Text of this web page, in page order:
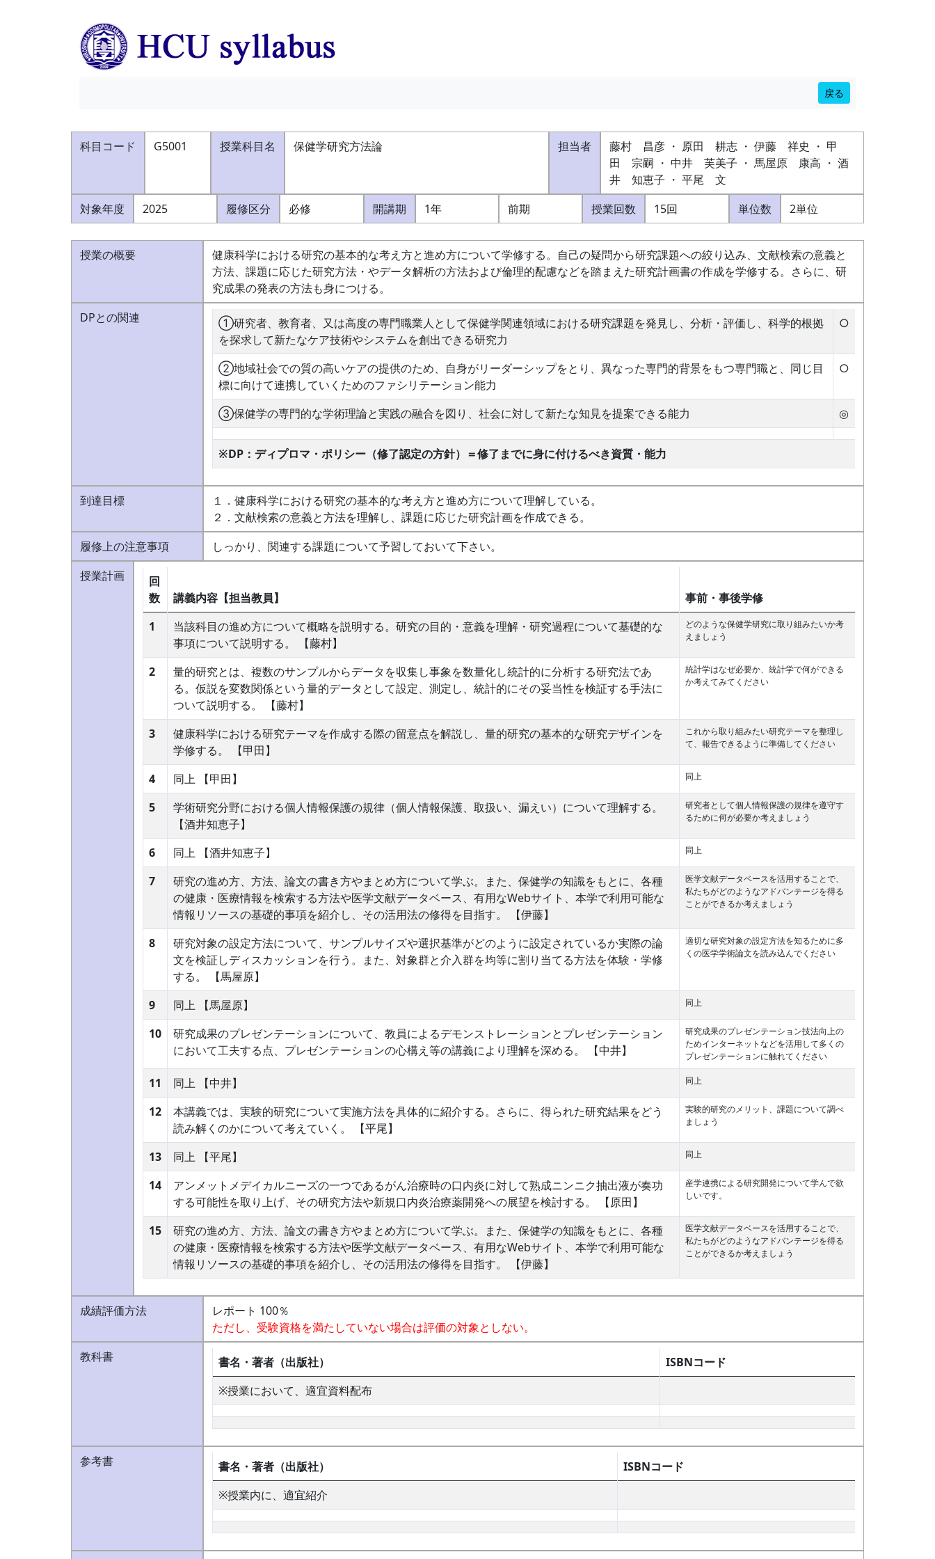
戻る
科目コード G5001 授業科目名 保健学研究方法論 担当者
藤村 昌彦 ・ 原田 耕志 ・ 伊藤 祥史 ・ 甲
田 宗嗣 ・ 中井 芙美子 ・ 馬屋原 康高 ・ 酒
井 知恵子 ・ 平尾 文
対象年度
2025 履修区分 必修 開講期 1年 前期 授業回数 15回 単位数 2単位
授業の概要
健康科学における研究の基本的な考え方と進め方について学修する。自己の疑問から研究課題への絞り込み、文献検索の意義と
方法、課題に応じた研究方法・やデータ解析の方法および倫理的配慮などを踏まえた研究計画書の作成を学修する。さらに、研
究成果の発表の方法も身につける。
DPとの関連
①研究者、教育者、又は高度の専門職業人として保健学関連領域における研究課題を発見し、分析・評価し、科学的根拠
を探求して新たなケア技術やシステムを創出できる研究力
○
②地域社会での質の高いケアの提供のため、自身がリーダーシップをとり、異なった専門的背景をもつ専門職と、同じ目
標に向けて連携していくためのファシリテーション能力
○
③保健学の専門的な学術理論と実践の融合を図り、社会に対して新たな知見を提案できる能力 ◎
※DP：ディプロマ・ポリシー（修了認定の方針）＝修了までに身に付けるべき資質・能力
到達目標
１．健康科学における研究の基本的な考え方と進め方について理解している。
２．文献検索の意義と方法を理解し、課題に応じた研究計画を作成できる。
履修上の注意事項
しっかり、関連する課題について予習しておいて下さい。
授業計画
回
数
講義内容【担当教員】
事前・事後学修
1
当該科目の進め方について概略を説明する。研究の目的・意義を理解・研究過程について基礎的な
事項について説明する。 【藤村】
どのような保健学研究に取り組みたいか考
えましょう
2
量的研究とは、複数のサンプルからデータを収集し事象を数量化し統計的に分析する研究法であ
る。仮説を変数関係という量的データとして設定、測定し、統計的にその妥当性を検証する手法に
ついて説明する。 【藤村】
統計学はなぜ必要か、統計学で何ができる
か考えてみてください
3
健康科学における研究テーマを作成する際の留意点を解説し、量的研究の基本的な研究デザインを
学修する。 【甲田】
これから取り組みたい研究テーマを整理し
て、報告できるように準備してください
4 同上 【甲田】 同上
5
学術研究分野における個人情報保護の規律（個人情報保護、取扱い、漏えい）について理解する。
【酒井知恵子】
研究者として個人情報保護の規律を遵守す
るために何が必要か考えましょう
6 同上 【酒井知恵子】 同上
7
研究の進め方、方法、論文の書き方やまとめ方について学ぶ。また、保健学の知識をもとに、各種
の健康・医療情報を検索する方法や医学文献データベース、有用なWebサイト、本学で利用可能な
情報リソースの基礎的事項を紹介し、その活用法の修得を目指す。 【伊藤】
医学文献データベースを活用することで、
私たちがどのようなアドバンテージを得る
ことができるか考えましょう
8
研究対象の設定方法について、サンプルサイズや選択基準がどのように設定されているか実際の論
文を検証しディスカッションを行う。また、対象群と介入群を均等に割り当てる方法を体験・学修
する。 【馬屋原】
適切な研究対象の設定方法を知るために多
くの医学学術論文を読み込んでください
9 同上 【馬屋原】 同上
10
研究成果のプレゼンテーションについて、教員によるデモンストレーションとプレゼンテーション
において工夫する点、プレゼンテーションの心構え等の講義により理解を深める。 【中井】
研究成果のプレゼンテーション技法向上の
ためインターネットなどを活用して多くの
プレゼンテーションに触れてください
11 同上 【中井】 同上
12
本講義では、実験的研究について実施方法を具体的に紹介する。さらに、得られた研究結果をどう
読み解くのかについて考えていく。 【平尾】
実験的研究のメリット、課題について調べ
ましょう
13 同上 【平尾】 同上
14
アンメットメデイカルニーズの一つであるがん治療時の口内炎に対して熟成ニンニク抽出液が奏功
する可能性を取り上げ、その研究方法や新規口内炎治療薬開発への展望を検討する。 【原田】
産学連携による研究開発について学んで欲
しいです。
15
研究の進め方、方法、論文の書き方やまとめ方について学ぶ。また、保健学の知識をもとに、各種
の健康・医療情報を検索する方法や医学文献データベース、有用なWebサイト、本学で利用可能な
情報リソースの基礎的事項を紹介し、その活用法の修得を目指す。 【伊藤】
医学文献データベースを活用することで、
私たちがどのようなアドバンテージを得る
ことができるか考えましょう
成績評価方法
レポート 100％
ただし、受験資格を満たしていない場合は評価の対象としない。
教科書
書名・著者（出版社）
ISBNコード
※授業において、適宜資料配布
参考書 書名・著者（出版社）
ISBNコード
※授業内に、適宜紹介